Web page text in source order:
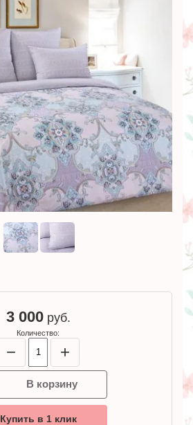
3 000руб.
Количество:
− +
В корзину
Купить в 1 клик